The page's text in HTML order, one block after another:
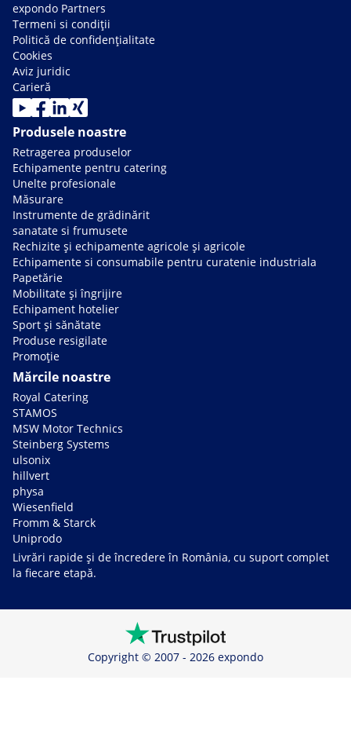
expondo Partners
Termeni si condiții
Politică de confidențialitate
Cookies
Aviz juridic
Carieră
Produsele noastre
Retragerea produselor
Echipamente pentru catering
Unelte profesionale
Măsurare
Instrumente de grădinărit
sanatate si frumusete
Rechizite și echipamente agricole și agricole
Echipamente si consumabile pentru curatenie industriala
Papetărie
Mobilitate și îngrijire
Echipament hotelier
Sport și sănătate
Produse resigilate
Promoție
Mărcile noastre
Royal Catering
STAMOS
MSW Motor Technics
Steinberg Systems
ulsonix
hillvert
physa
Wiesenfield
Fromm & Starck
Uniprodo
Livrări rapide și de încredere în România, cu suport complet
la fiecare etapă.
Copyright © 2007 - 2026 expondo